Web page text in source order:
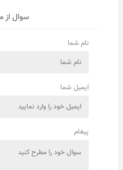
سوال از
نام شما
ایمیل شما
پیغام